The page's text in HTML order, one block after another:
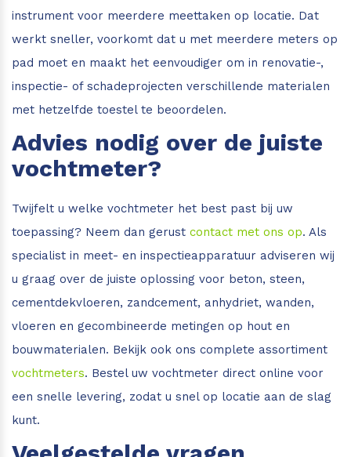
instrument voor meerdere meettaken op locatie. Dat
werkt sneller, voorkomt dat u met meerdere meters op
pad moet en maakt het eenvoudiger om in renovatie-,
inspectie- of schadeprojecten verschillende materialen
met hetzelfde toestel te beoordelen.
Advies nodig over de juiste
vochtmeter?
Twijfelt u welke vochtmeter het best past bij uw
toepassing? Neem dan gerust contact met ons op. Als
specialist in meet- en inspectieapparatuur adviseren wij
u graag over de juiste oplossing voor beton, steen,
cementdekvloeren, zandcement, anhydriet, wanden,
vloeren en gecombineerde metingen op hout en
bouwmaterialen. Bekijk ook ons complete assortiment
vochtmeters. Bestel uw vochtmeter direct online voor
een snelle levering, zodat u snel op locatie aan de slag
kunt.